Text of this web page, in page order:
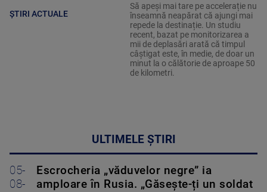
ȘTIRI ACTUALE
Să apeși mai tare pe accelerație nu
înseamnă neapărat că ajungi mai
repede la destinație. Un studiu
recent, bazat pe monitorizarea a
mii de deplasări arată că timpul
câștigat este, în medie, de doar un
minut la o călătorie de aproape 50
de kilometri.
ULTIMELE ȘTIRI
05-
08-
Escrocheria „văduvelor negre” ia
amploare în Rusia. „Găsește-ți un soldat